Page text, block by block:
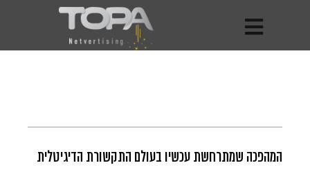
המהפכה שמתרחשת עכשיו בעולם התקשורת הדיגיטלית